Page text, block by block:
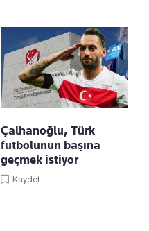
Çalhanoğlu, Türk
futbolunun başına
geçmek istiyor
Kaydet